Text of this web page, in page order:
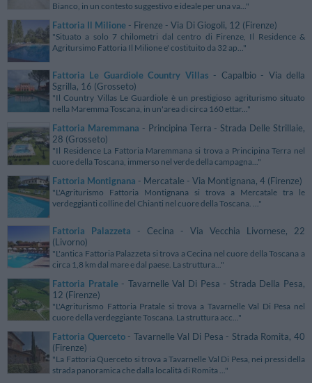
Bianco, in un contesto suggestivo e ideale per una va..."
Fattoria Il Milione - Firenze - Via Di Giogoli, 12 (Firenze)
"Situato a solo 7 chilometri dal centro di Firenze, Il Residence &
Agritursimo Fattoria Il Milione e' costituito da 32 ap..."
Fattoria Le Guardiole Country Villas - Capalbio - Via della
Sgrilla, 16 (Grosseto)
"Il Country Villas Le Guardiole è un prestigioso agriturismo situato
nella Maremma Toscana, in un'area di circa 160 ettar..."
Fattoria Maremmana - Principina Terra - Strada Delle Strillaie,
28 (Grosseto)
"Il Residence La Fattoria Maremmana si trova a Principina Terra nel
cuore della Toscana, immerso nel verde della campagna..."
Fattoria Montignana - Mercatale - Via Montignana, 4 (Firenze)
"L'Agriturismo Fattoria Montignana si trova a Mercatale tra le
verdeggianti colline del Chianti nel cuore della Toscana. ..."
Fattoria Palazzeta - Cecina - Via Vecchia Livornese, 22
(Livorno)
"L'antica Fattoria Palazzeta si trova a Cecina nel cuore della Toscana a
circa 1,8 km dal mare e dal paese. La struttura..."
Fattoria Pratale- Tavarnelle Val Di Pesa - Strada Della Pesa,
12 (Firenze)
"L'Agriturismo Fattoria Pratale si trova a Tavarnelle Val Di Pesa nel
cuore della verdeggiante Toscana. La struttura acc..."
Fattoria Querceto- Tavarnelle Val Di Pesa - Strada Romita, 40
(Firenze)
"La Fattoria Querceto si trova a Tavarnelle Val Di Pesa, nei pressi della
strada panoramica che dalla località di Romita ..."